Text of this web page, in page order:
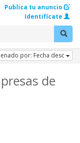
Publica tu anuncio
Identifícate
por: Fecha desc
de